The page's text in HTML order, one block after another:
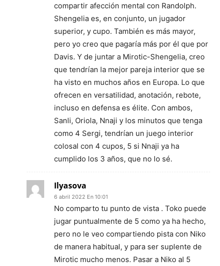
compartir afección mental con Randolph.
Shengelia es, en conjunto, un jugador
superior, y cupo. También es más mayor,
pero yo creo que pagaría más por él que por
Davis. Y de juntar a Mirotic-Shengelia, creo
que tendrían la mejor pareja interior que se
ha visto en muchos años en Europa. Lo que
ofrecen en versatilidad, anotación, rebote,
incluso en defensa es élite. Con ambos,
Sanli, Oriola, Nnaji y los minutos que tenga
como 4 Sergi, tendrían un juego interior
colosal con 4 cupos, 5 si Nnaji ya ha
cumplido los 3 años, que no lo sé.
Ilyasova
6 abril 2022 En 10:01
No comparto tu punto de vista . Toko puede
jugar puntualmente de 5 como ya ha hecho,
pero no le veo compartiendo pista con Niko
de manera habitual, y para ser suplente de
Mirotic mucho menos. Pasar a Niko al 5